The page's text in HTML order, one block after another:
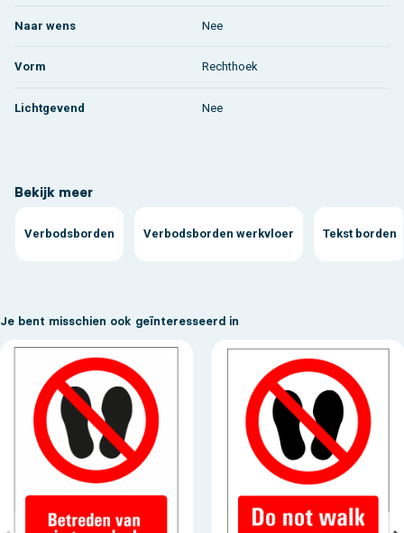
Naar wens Nee
Vorm Rechthoek
Lichtgevend Nee
Bekijk meer
Verbodsborden Verbodsborden werkvloer Tekst borden
Je bent misschien ook geïnteresseerd in